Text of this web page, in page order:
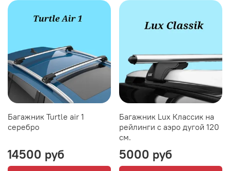
Багажник Turtle air 1
серебро
14500 руб
Багажник Lux Классик на
рейлинги с аэро дугой 120
см.
5000 руб